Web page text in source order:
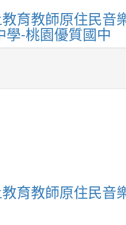
育教師原住民音
-桃園優質國中
育教師原住民音